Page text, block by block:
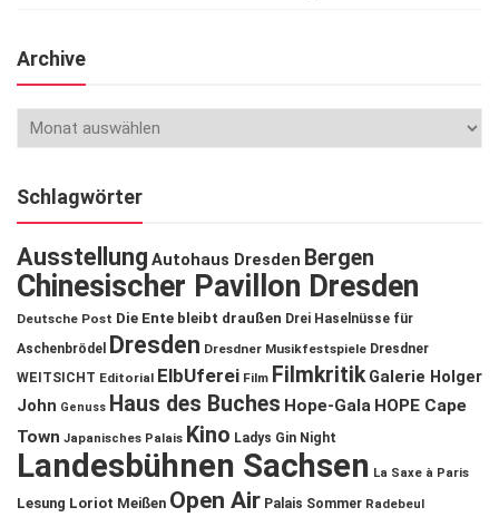
Archive
Schlagwörter
Ausstellung Autohaus Dresden Bergen
Chinesischer Pavillon Dresden
Deutsche Post Die Ente bleibt draußen Drei Haselnüsse für
Aschenbrödel
Dresden Dresdner Musikfestspiele Dresdner
WEITSICHT Editorial ElbUferei Film Filmkritik Galerie Holger
John Genuss Haus des Buches Hope-Gala HOPE Cape
Town Japanisches Palais Kino Ladys Gin Night
Landesbühnen Sachsen La Saxe à Paris
Lesung Loriot Meißen Open Air Palais Sommer Radebeul